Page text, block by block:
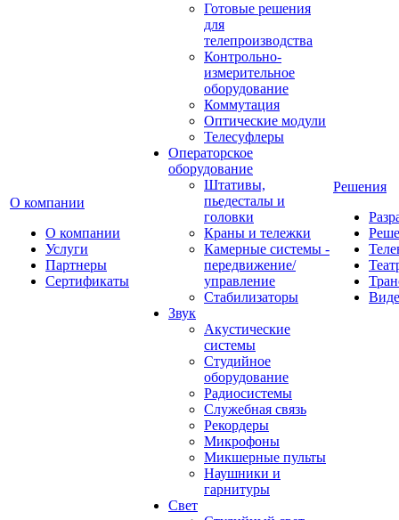
О компании
О компании
Услуги
Партнеры
Сертификаты
Готовые решения
для
телепроизводства
Контрольно-
измерительное
оборудование
Коммутация
Оптические модули
Телесуфлеры
Операторское
оборудование
Штативы,
пьедесталы и
головки
Краны и тележки
Камерные системы -
передвижение/
управление
Стабилизаторы
Звук
Акустические
системы
Студийное
оборудование
Радиосистемы
Служебная связь
Рекордеры
Микрофоны
Микшерные пульты
Наушники и
гарнитуры
Свет
Решения